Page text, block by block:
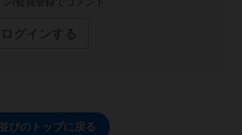
ログインする
並びのトップに戻る